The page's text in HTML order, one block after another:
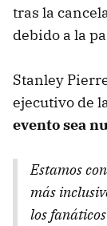
tras la
debido a la
Stanley
ejecutivo de
evento sea
Estamos
más
los